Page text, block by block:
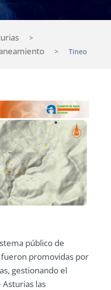
>
> Tineo
público de
promovidas por
gestionando el
Asturias las